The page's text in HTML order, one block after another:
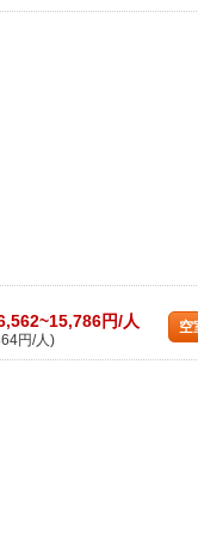
円/人
円/人)
空